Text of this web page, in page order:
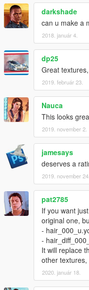
darkshade
can u make a
2018. január 4.
dp25
Great
2019. február 23.
Nauca
This looks
2019. november 2.
jamesays
deserves a
2019. november 24.
pat2785
If you want
original one,
-
-
It will replace
other
2020. január 18.